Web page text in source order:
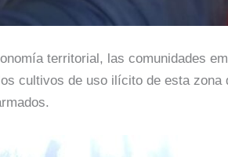
territorial, las comunidades
cultivos de uso ilícito de esta